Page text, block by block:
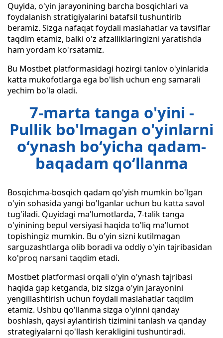
Quyida, o'yin jarayonining barcha bosqichlari va
foydalanish stratigiyalarini batafsil tushuntirib
beramiz. Sizga nafaqat foydali maslahatlar va tavsiflar
taqdim etamiz, balki o'z afzalliklaringizni yaratishda
ham yordam ko'rsatamiz.
Bu Mostbet platformasidagi hozirgi tanlov o'yinlarida
katta mukofotlarga ega bo'lish uchun eng samarali
yechim bo'la oladi.
7-marta tanga o'yini -
Pullik bo'lmagan o'yinlarni
o‘ynash bo‘yicha qadam-
baqadam qo‘llanma
Bosqichma-bosqich qadam qo'yish mumkin bo'lgan
o'yin sohasida yangi bo'lganlar uchun bu katta savol
tug'iladi. Quyidagi ma'lumotlarda, 7-talik tanga
o'yinining bepul versiyasi haqida to'liq ma'lumot
topishingiz mumkin. Bu o'yin sizni kutilmagan
sarguzashtlarga olib boradi va oddiy o'yin tajribasidan
ko'proq narsani taqdim etadi.
Mostbet platformasi orqali o'yin o'ynash tajribasi
haqida gap ketganda, biz sizga o'yin jarayonini
yengillashtirish uchun foydali maslahatlar taqdim
etamiz. Ushbu qo'llanma sizga o'yinni qanday
boshlash, qaysi aylantirish tizimini tanlash va qanday
strategiyalarni qo'llash kerakligini tushuntiradi.